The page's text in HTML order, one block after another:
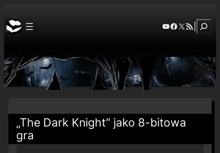
YouTube
Facebook
X RSS Feed
„The Dark Knight” jako 8-bitowa
gra